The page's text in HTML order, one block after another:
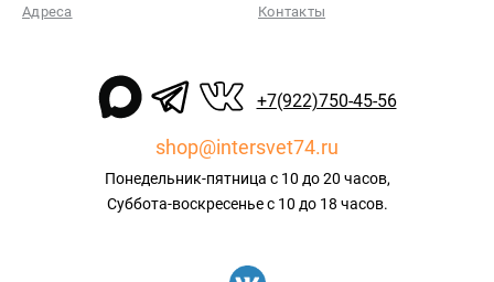
Адреса Контакты
+7(922)750-45-56
shop@intersvet74.ru
Понедельник-пятница с 10 до 20 часов,
Суббота-воскресенье с 10 до 18 часов.